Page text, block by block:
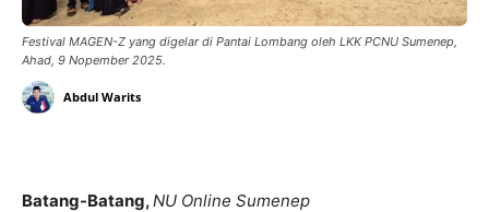
Festival MAGEN-Z yang digelar di Pantai Lombang oleh LKK PCNU Sumenep,
Ahad, 9 Nopember 2025.
Abdul Warits
Batang-Batang,NU Online Sumenep